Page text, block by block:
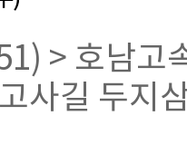
> 호남고
사길 두지